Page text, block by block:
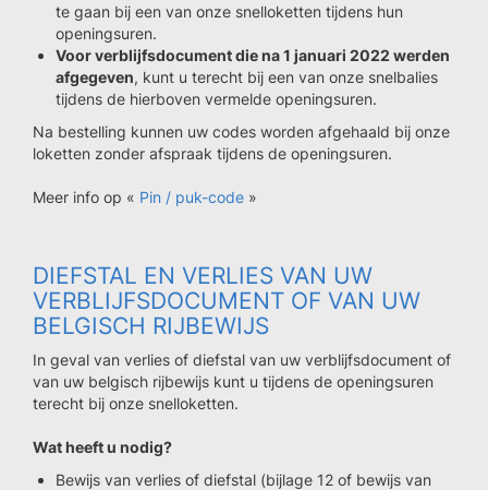
te gaan bij een van onze snelloketten tijdens hun
openingsuren.
Voor verblijfsdocument die na 1 januari 2022 werden
afgegeven, kunt u terecht bij een van onze snelbalies
tijdens de hierboven vermelde openingsuren.
Na bestelling kunnen uw codes worden afgehaald bij onze
loketten zonder afspraak tijdens de openingsuren.
Meer info op « Pin / puk-code »
DIEFSTAL EN VERLIES VAN UW
VERBLIJFSDOCUMENT OF VAN UW
BELGISCH RIJBEWIJS
In geval van verlies of diefstal van uw verblijfsdocument of
van uw belgisch rijbewijs kunt u tijdens de openingsuren
terecht bij onze snelloketten.
Wat heeft u nodig?
Bewijs van verlies of diefstal (bijlage 12 of bewijs van